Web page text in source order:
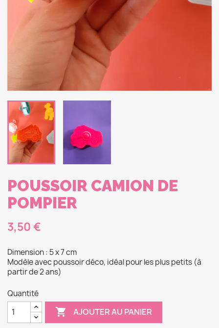
POUSSOIR CAMION DE
POMPIER
3,50 €
Dimension : 5 x 7 cm
Modèle avec poussoir déco, idéal pour les plus petits (à
partir de 2 ans)
Quantité
 AJOUTER AU PANIER